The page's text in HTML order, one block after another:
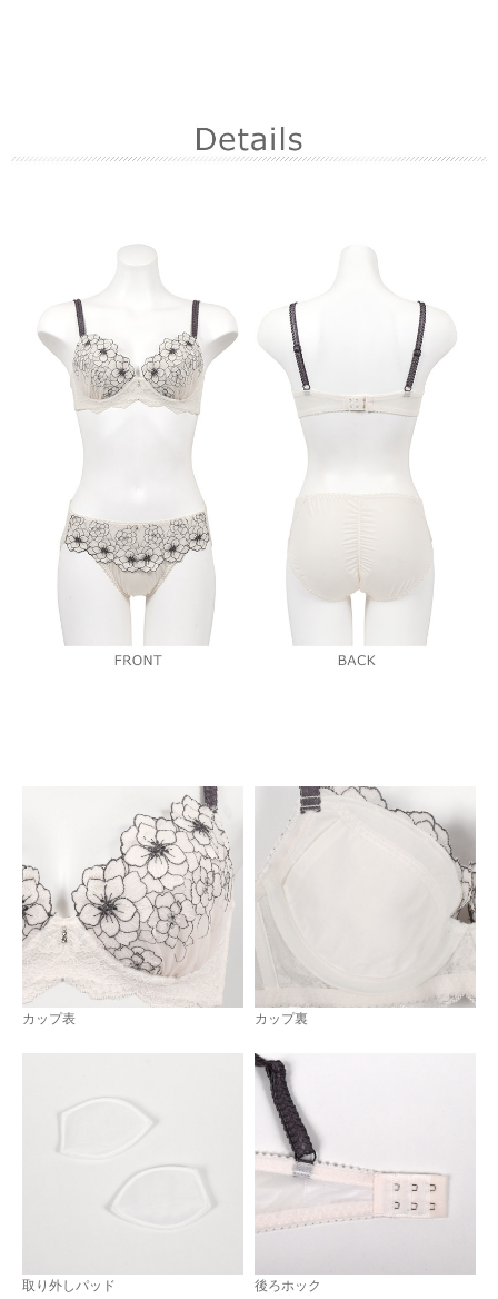
カップ表 カップ裏
取り外しパッド 後ろホック